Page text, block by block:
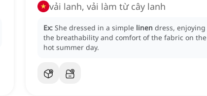
vải lanh, vải làm từ cây lanh
Ex: She dressed in a simple linen dress, enjoying
the breathability and comfort of the fabric on the
hot summer day.